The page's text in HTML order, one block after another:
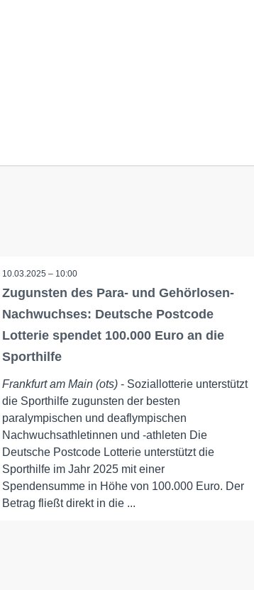
10.03.2025 – 10:00
Zugunsten des Para- und Gehörlosen-
Nachwuchses: Deutsche Postcode
Lotterie spendet 100.000 Euro an die
Sporthilfe
Frankfurt am Main (ots)- Soziallotterie unterstützt
die Sporthilfe zugunsten der besten
paralympischen und deaflympischen
Nachwuchsathletinnen und -athleten Die
Deutsche Postcode Lotterie unterstützt die
Sporthilfe im Jahr 2025 mit einer
Spendensumme in Höhe von 100.000 Euro. Der
Betrag fließt direkt in die ...